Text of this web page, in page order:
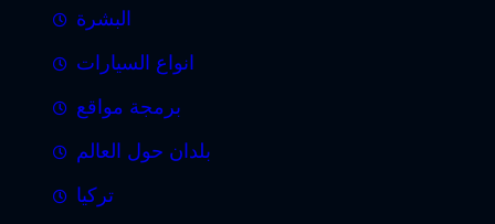
البشرة
انواع السيارات
برمجة مواقع
بلدان حول العالم
تركيا